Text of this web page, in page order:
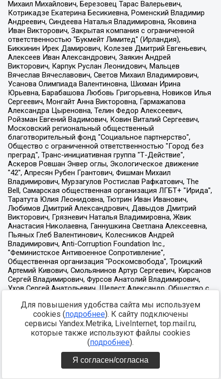
Для повышения удобства сайта мы используем
cookies (подробнее). К сайту подключены
сервисы Yandex.Metrika, LiveInternet, top.mail.ru,
которые также используют файлы cookies
(подробнее).
Я согласен/согласна